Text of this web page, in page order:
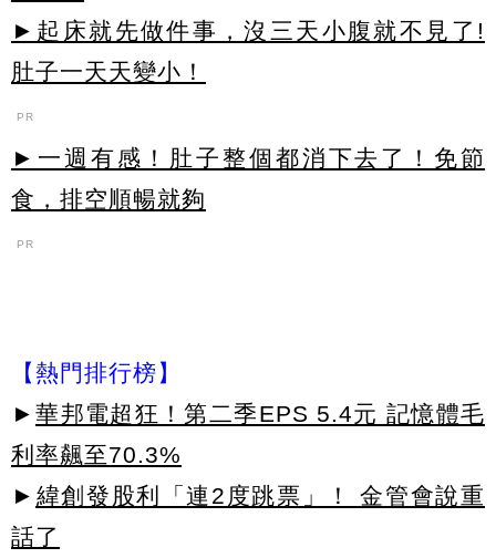
►起床就先做件事，沒三天小腹就不見了!
肚子一天天變小！
PR
►一週有感！肚子整個都消下去了！免節
食，排空順暢就夠
PR
【熱門排行榜】
► 華邦電超狂！第二季EPS 5.4元 記憶體毛
利率飆至70.3%
► 緯創發股利「連2度跳票」！ 金管會說重
話了